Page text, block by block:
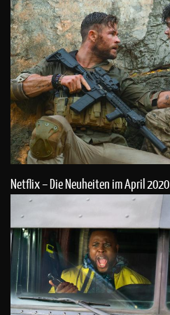
Netflix – Die Neuheiten im April 2020